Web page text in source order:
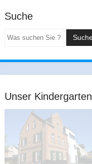
Suche
Suchen
Unser Kindergarten